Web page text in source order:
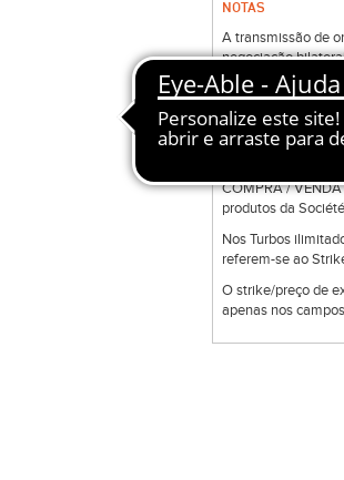
NOTAS
A transmissão de
negociação
ordens disponíveis
ferramenta e a sua
Direct Trade
colocadas em
uma gama de
COMPRA /
produtos da
Nos Turbos
referem-se ao
O strike/preço de
apenas nos